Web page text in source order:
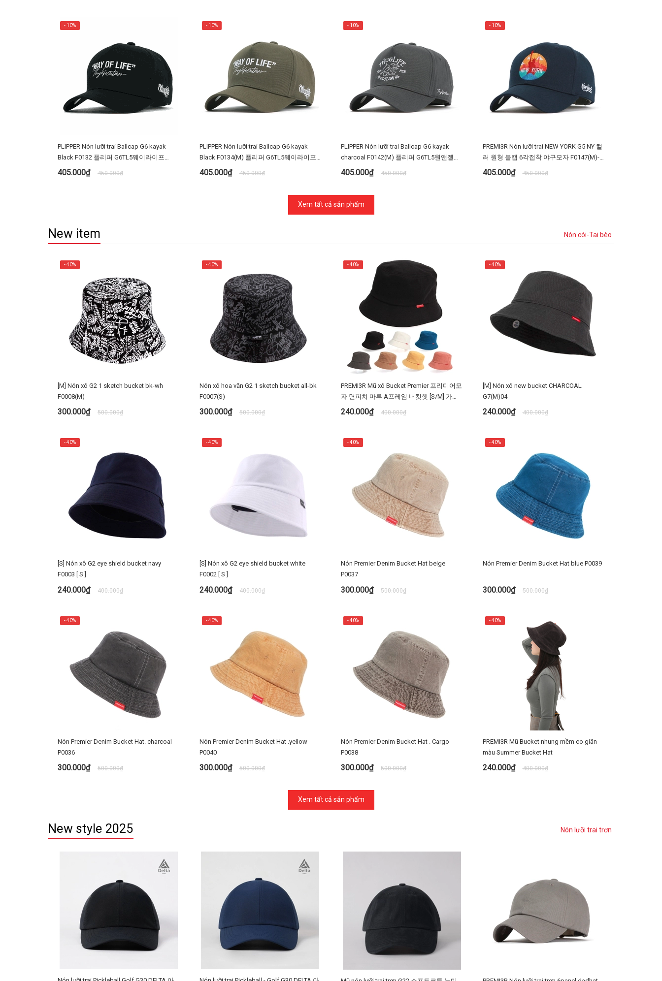
- 10%
PLIPPER Nón lưỡi trai Ballcap G6 kayak
Black F0132 플리퍼 G6TL5웨이라이프
F0132 검정 D타입 야구 모자 빅사이즈 대두
405.000₫ 450.000₫
- 10%
PLIPPER Nón lưỡi trai Ballcap G6 kayak
Black F0134(M) 플리퍼 G6TL5웨이라이프
검정 D타입 야구 모자 빅사이즈 대두
405.000₫ 450.000₫
- 10%
PLIPPER Nón lưỡi trai Ballcap G6 kayak
charcoal F0142(M) 플리퍼 G6TL5원앤젤
F0142 차콜 D타입 볼캡 야구 모자 빅사이즈
405.000₫ 450.000₫
- 10%
PREMI3R Nón lưỡi trai NEW YORK G5 NY 컬
러 원형 볼캡 6각접착 야구모자 F0147(M)-
Màu đen
405.000₫ 450.000₫
Xem tất cả sản phẩm
New item Nón cói-Tai bèo
- 40%
[M] Nón xô G2 1 sketch bucket bk-wh
F0008(M)
300.000₫ 500.000₫
- 40%
Nón xô hoa văn G2 1 sketch bucket all-bk
F0007(S)
300.000₫ 500.000₫
- 40%
PREMI3R Mũ xô Bucket Premier 프리미어모
자 면피치 마루 A프레임 버킷햇 [S/M] 가을
용 벙거지 피치워싱 premi3r
240.000₫ 400.000₫
- 40%
[M] Nón xô new bucket CHARCOAL
G7(M)04
240.000₫ 400.000₫
- 40%
[S] Nón xô G2 eye shield bucket navy
F0003 [ S ]
240.000₫ 400.000₫
- 40%
[S] Nón xô G2 eye shield bucket white
F0002 [ S ]
240.000₫ 400.000₫
- 40%
Nón Premier Denim Bucket Hat beige
P0037
300.000₫ 500.000₫
- 40%
Nón Premier Denim Bucket Hat blue P0039
300.000₫ 500.000₫
TÙY CHỌN
- 40%
Nón Premier Denim Bucket Hat. charcoal
P0036
300.000₫ 500.000₫
- 40%
Nón Premier Denim Bucket Hat .yellow
P0040
300.000₫ 500.000₫
- 40%
Nón Premier Denim Bucket Hat . Cargo
P0038
300.000₫ 500.000₫
- 40%
PREMI3R Mũ Bucket nhung mềm co giãn
màu Summer Bucket Hat
240.000₫ 400.000₫
Xem tất cả sản phẩm
New style 2025 Nón lưỡi trai trơn